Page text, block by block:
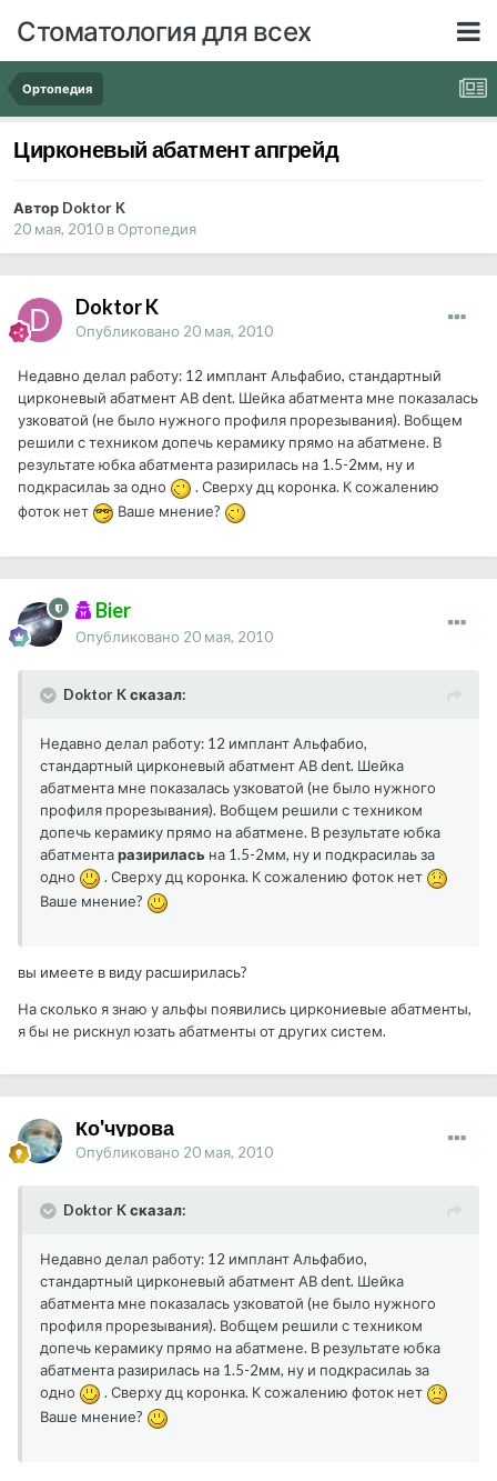
Стоматология для всех
Ортопедия
Цирконевый абатмент апгрейд
Автор Doktor K
20 мая, 2010 в Ортопедия
Doktor K
Опубликовано 20 мая, 2010
Недавно делал работу: 12 имплант Альфабио, стандартный
цирконевый абатмент АВ dent. Шейка абатмента мне показалась
узковатой (не было нужного профиля прорезывания). Вобщем
решили с техником допечь керамику прямо на абатмене. В
результате юбка абатмента разирилась на 1.5-2мм, ну и
подкрасилаь за одно
. Сверху дц коронка. К сожалению
фоток нет
Ваше мнение?
Bier
Опубликовано 20 мая, 2010
Doktor K сказал:
Недавно делал работу: 12 имплант Альфабио,
стандартный цирконевый абатмент АВ dent. Шейка
абатмента мне показалась узковатой (не было нужного
профиля прорезывания). Вобщем решили с техником
допечь керамику прямо на абатмене. В результате юбка
абатментаразирилась на 1.5-2мм, ну и подкрасилаь за
одно
. Сверху дц коронка. К сожалению фоток нет
Ваше мнение?
вы имеете в виду расширилась?
На сколько я знаю у альфы появились циркониевые абатменты,
я бы не рискнул юзать абатменты от других систем.
Ко'чурова
Опубликовано 20 мая, 2010
Doktor K сказал:
Недавно делал работу: 12 имплант Альфабио,
стандартный цирконевый абатмент АВ dent. Шейка
абатмента мне показалась узковатой (не было нужного
профиля прорезывания). Вобщем решили с техником
допечь керамику прямо на абатмене. В результате юбка
абатмента разирилась на 1.5-2мм, ну и подкрасилаь за
одно
. Сверху дц коронка. К сожалению фоток нет
Ваше мнение?